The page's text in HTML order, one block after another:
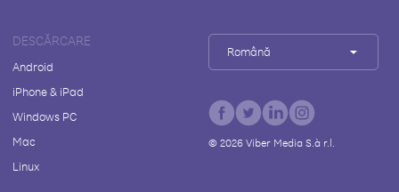
DESCĂRCARE
Android
iPhone & iPad
Windows PC
Mac
Linux
Română
© 2026Viber Media S.à r.l.